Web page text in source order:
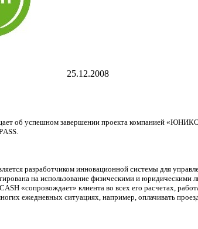
25.12.2008
об успешном завершении проекта компанией
разработчиком инновационной системы для
на использование физическими и юридическими
«сопровождает» клиента во всех его расчетах,
ежедневных ситуациях, например, оплачивать